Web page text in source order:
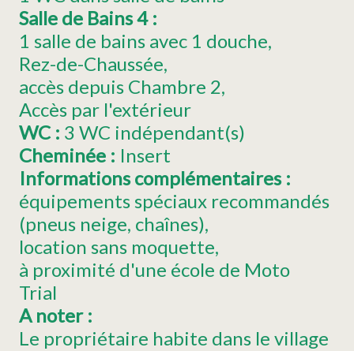
Salle de Bains 4 :
1 salle de bains avec 1 douche
Rez-de-Chaussée
accès depuis Chambre 2
Accès par l'extérieur
WC : 3 WC indépendant(s)
Cheminée : Insert
Informations complémentaires :
équipements spéciaux recommandés
(pneus neige, chaînes)
location sans moquette
à proximité d'une école de Moto
Trial
A noter :
Le propriétaire habite dans le village